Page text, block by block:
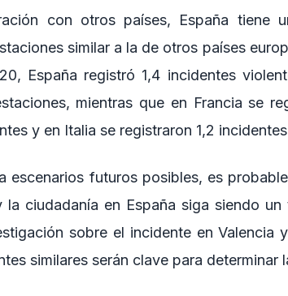
con otros países, España tiene
similar a la de otros países
España registró 1,4 incidentes
mientras que en Francia se
y en Italia se registraron 1,2
escenarios futuros posibles, es
la ciudadanía en España siga siendo
sobre el incidente en Valencia
similares serán clave para determinar